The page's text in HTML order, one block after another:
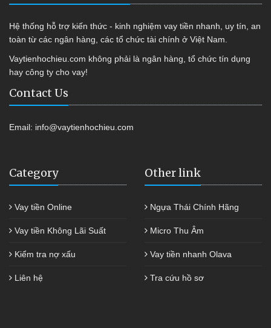
Hệ thống hỗ trợ kiến thức - kinh nghiệm vay tiền nhanh, uy tín, an
toàn từ các ngân hàng, các tổ chức tài chính ở Việt Nam.
Vaytienhochieu.com không phải là ngân hàng, tổ chức tín dụng
hay công ty cho vay!
Contact Us
Email: info@vaytienhochieu.com
Category
Vay tiền Online
Vay tiền Không Lãi Suất
Kiểm tra nợ xấu
Liên hệ
Other link
Ngựa Thái Chính Hãng
Micro Thu Âm
Vay tiền nhanh Olava
Tra cứu hồ sơ